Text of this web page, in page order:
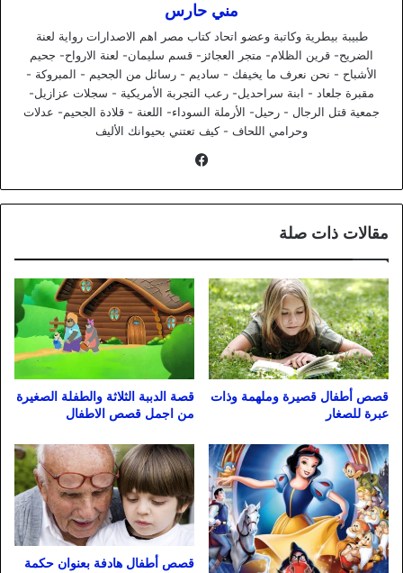
مني حارس
طبيبة بيطرية وكاتبة وعضو اتحاد كتاب مصر اهم الاصدارات رواية لعنة
الضريح- قرين الظلام- متجر العجائز- قسم سليمان- لعنة الارواح- جحيم
الأشباح - نحن نعرف ما يخيفك - ساديم - رسائل من الجحيم - المبروكة -
مقبرة جلعاد - ابنة سراحديل- رعب التجربة الأمريكية - سجلات عزازيل-
جمعية قتل الرجال - رحيل- الأرملة السوداء- اللعنة - قلادة الجحيم- عدلات
وحرامي اللحاف - كيف تعتني بحيوانك الأليف
مقالات ذات صلة
قصص أطفال قصيرة وملهمة وذات
عبرة للصغار
قصة الدببة الثلاثة والطفلة الصغيرة
من اجمل قصص الاطفال
قصص أطفال هادفة بعنوان حكمة